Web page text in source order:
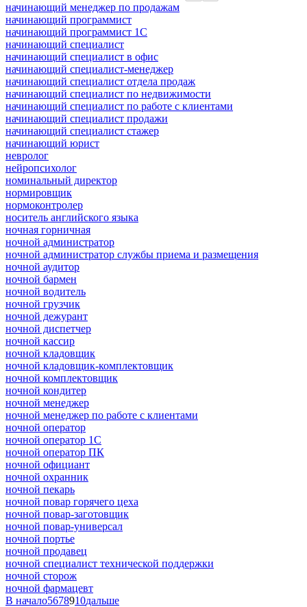
начинающий менеджер по продажам
начинающий программист
начинающий программист 1С
начинающий специалист
начинающий специалист в офис
начинающий специалист-менеджер
начинающий специалист отдела продаж
начинающий специалист по недвижимости
начинающий специалист по работе с клиентами
начинающий специалист продажи
начинающий специалист стажер
начинающий юрист
невролог
нейропсихолог
номинальный директор
нормировщик
нормоконтролер
носитель английского языка
ночная горничная
ночной администратор
ночной администратор службы приема и размещения
ночной аудитор
ночной бармен
ночной водитель
ночной грузчик
ночной дежурант
ночной диспетчер
ночной кассир
ночной кладовщик
ночной кладовщик-комплектовщик
ночной комплектовщик
ночной кондитер
ночной менеджер
ночной менеджер по работе с клиентами
ночной оператор
ночной оператор 1С
ночной оператор ПК
ночной официант
ночной охранник
ночной пекарь
ночной повар горячего цеха
ночной повар-заготовщик
ночной повар-универсал
ночной портье
ночной продавец
ночной специалист технической поддержки
ночной сторож
ночной фармацевт
В начало5678910дальше